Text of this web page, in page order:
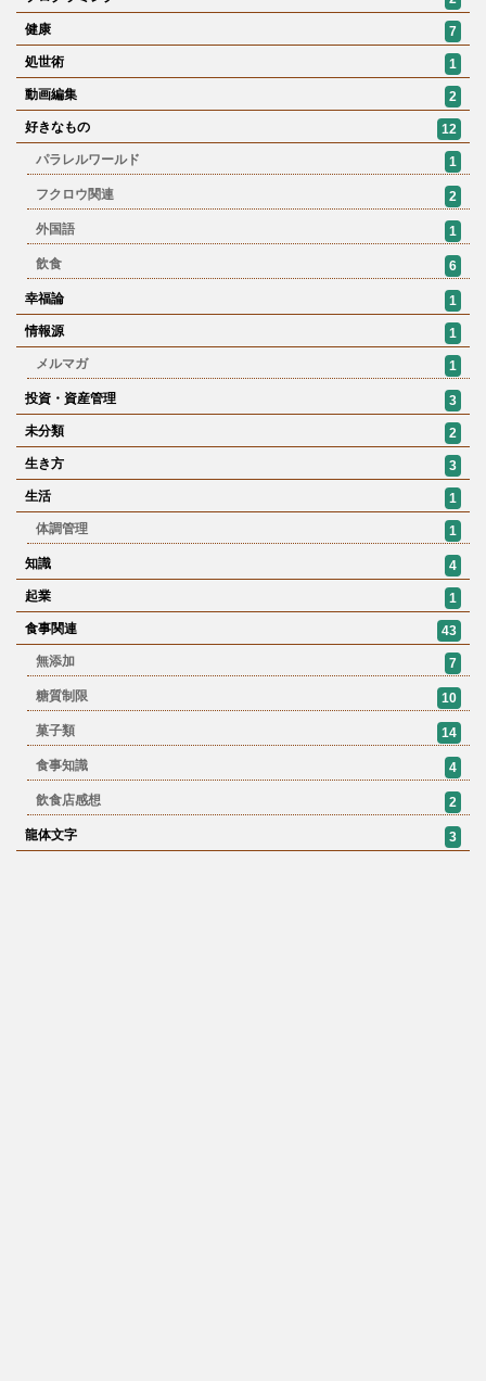
健康
7
処世術
1
動画編集
2
好きなもの
12
パラレルワールド
1
フクロウ関連 2
外国語 1
飲食 6
幸福論
1
情報源
1
メルマガ
1
投資・資産管理
3
未分類
2
生き方
3
生活
1
体調管理
1
知識
4
起業
1
食事関連
43
無添加
7
糖質制限 10
菓子類 14
食事知識 4
飲食店感想 2
龍体文字 3